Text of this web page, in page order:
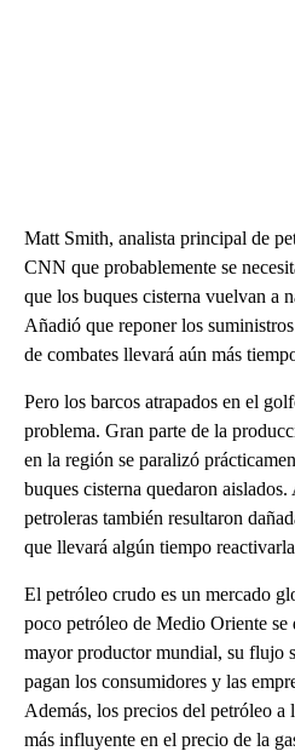
Matt Smith, analista principal de
CNN que probablemente se
que los buques cisterna vuelvan a
Añadió que reponer los
de combates llevará aún más
Pero los barcos atrapados en el
problema. Gran parte de la
en la región se paralizó
buques cisterna quedaron
petroleras también resultaron
que llevará algún tiempo
El petróleo crudo es un mercado
poco petróleo de Medio Oriente se
mayor productor mundial, su flujo
pagan los consumidores y las
Además, los precios del petróleo
más influyente en el precio de la